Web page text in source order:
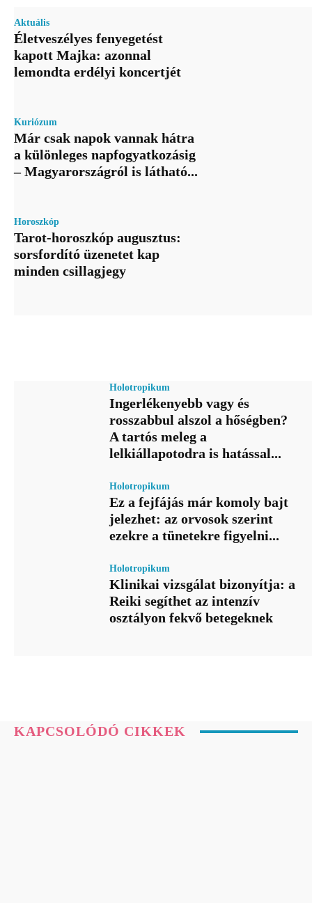
Aktuális
Életveszélyes fenyegetést
kapott Majka: azonnal
lemondta erdélyi koncertjét
Kuriózum
Már csak napok vannak hátra
a különleges napfogyatkozásig
– Magyarországról is látható...
Horoszkóp
Tarot-horoszkóp augusztus:
sorsfordító üzenetet kap
minden csillagjegy
Holotropikum
Ingerlékenyebb vagy és
rosszabbul alszol a hőségben?
A tartós meleg a
lelkiállapotodra is hatással...
Holotropikum
Ez a fejfájás már komoly bajt
jelezhet: az orvosok szerint
ezekre a tünetekre figyelni...
Holotropikum
Klinikai vizsgálat bizonyítja: a
Reiki segíthet az intenzív
osztályon fekvő betegeknek
KAPCSOLÓDÓ CIKKEK